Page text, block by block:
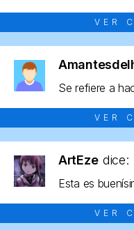
VER
Se refiere a
VER
ArtEze dice:
Esta es
VER